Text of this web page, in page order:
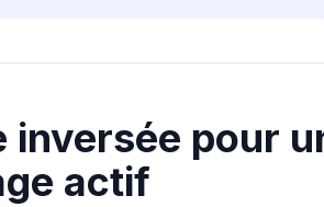
inversée pour
actif